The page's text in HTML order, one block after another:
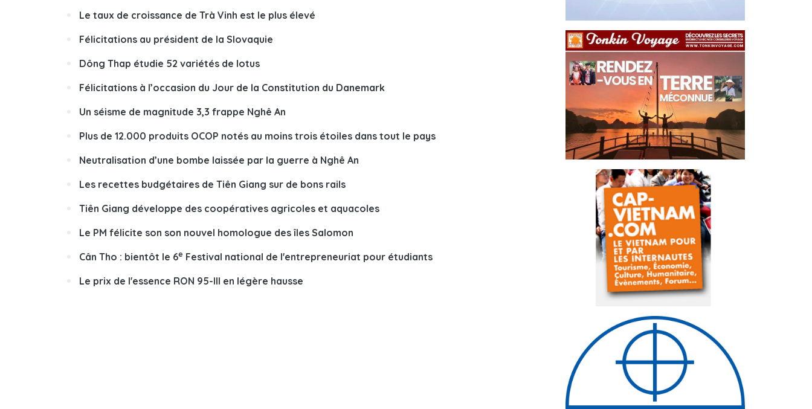
Le taux de croissance de Trà Vinh est le plus élevé
Félicitations au président de la Slovaquie
Dông Thap étudie 52 variétés de lotus
Félicitations à l’occasion du Jour de la Constitution du Danemark
Un séisme de magnitude 3,3 frappe Nghê An
Plus de 12.000 produits OCOP notés au moins trois étoiles dans tout le pays
Neutralisation d’une bombe laissée par la guerre à Nghê An
Les recettes budgétaires de Tiên Giang sur de bons rails
Tiên Giang développe des coopératives agricoles et aquacoles
Le PM félicite son son nouvel homologue des îles Salomon
Cân Tho : bientôt le 6e Festival national de l'entrepreneuriat pour étudiants
Le prix de l'essence RON 95-III en légère hausse